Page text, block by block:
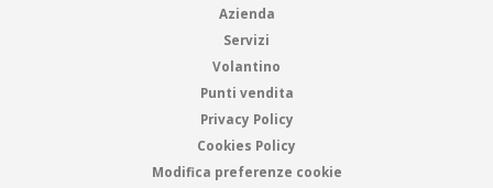
Azienda
Servizi
Volantino
Punti vendita
Privacy Policy
Cookies Policy
Modifica preferenze cookie